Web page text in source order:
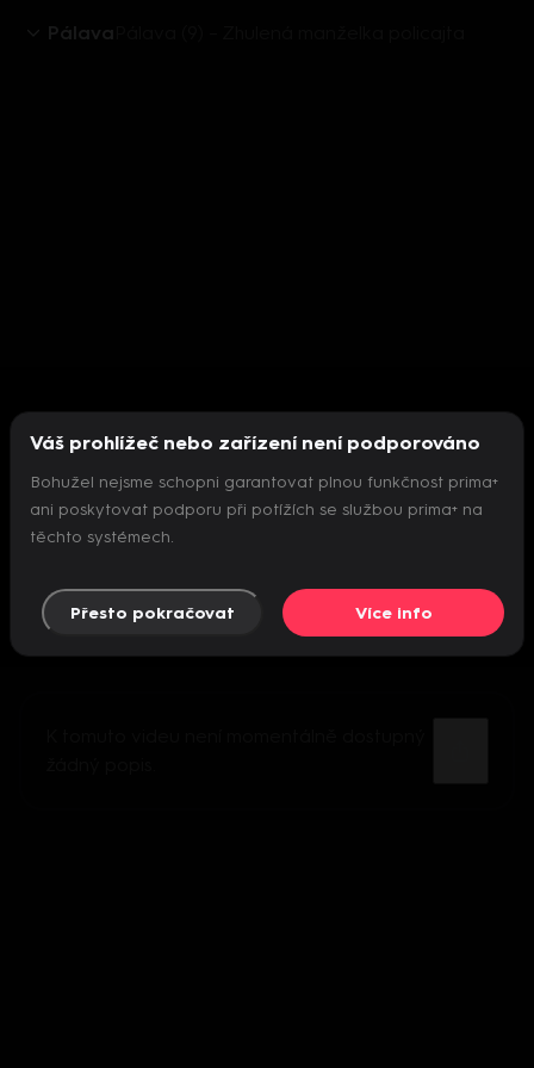
Pálava
Nepodařilo se inicializovat přehrávač
Váš prohlížeč nebo zařízení není podporováno
Bohužel nejsme schopni garantovat plnou funkčnost prima+
ani poskytovat podporu při potížích se službou prima+ na
těchto systémech.
Přesto pokračovat Více info